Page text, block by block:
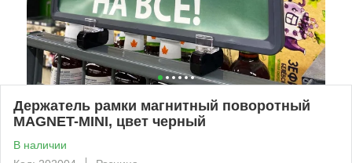
Держатель рамки магнитный поворотный
MAGNET-MINI, цвет черный
В наличии